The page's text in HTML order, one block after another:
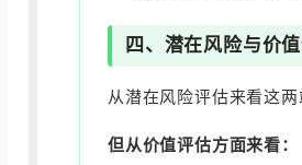
四、潜在风险与价
从潜在风险评估来看这
但从价值评估方面来看：